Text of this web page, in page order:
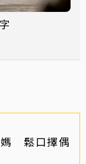
媽 鬆口擇偶